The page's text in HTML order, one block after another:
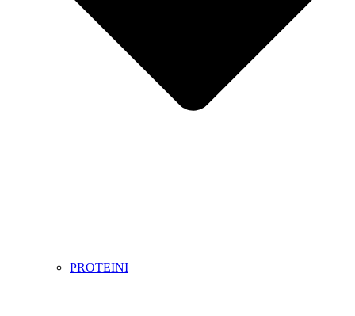
PROTEINI